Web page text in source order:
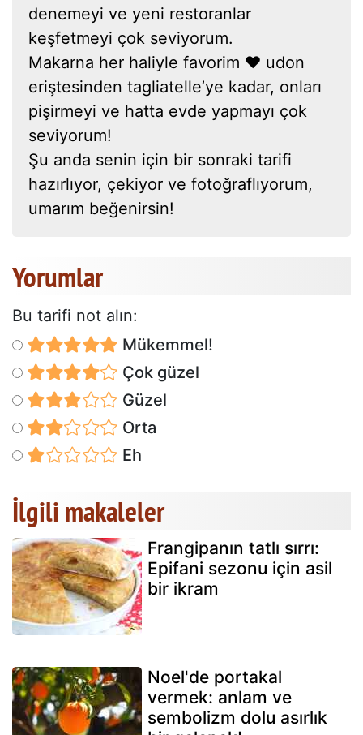
denemeyi ve yeni restoranlar
keşfetmeyi çok seviyorum.
Makarna her haliyle favorim ❤ udon
eriştesinden tagliatelle’ye kadar, onları
pişirmeyi ve hatta evde yapmayı çok
seviyorum!
Şu anda senin için bir sonraki tarifi
hazırlıyor, çekiyor ve fotoğraflıyorum,
umarım beğenirsin!
Yorumlar
Bu tarifi not alın:
Mükemmel!
Çok güzel
Güzel
Orta
Eh
İlgili makaleler
Frangipanın tatlı sırrı:
Epifani sezonu için asil
bir ikram
Noel'de portakal
vermek: anlam ve
sembolizm dolu asırlık